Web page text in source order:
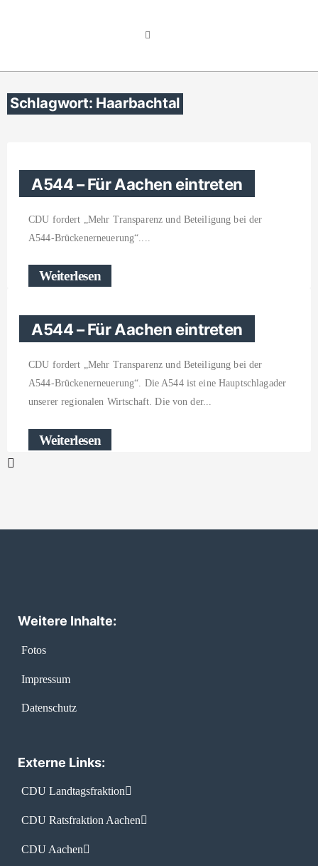
Schlagwort: Haarbachtal
A544 – Für Aachen eintreten
CDU fordert „Mehr Transparenz und Beteiligung bei der
A544-Brückenerneuerung“.
Weiterlesen
A544 – Für Aachen eintreten
CDU fordert „Mehr Transparenz und Beteiligung bei der
A544-Brückenerneuerung“. Die A544 ist eine Hauptschlagader
unserer regionalen Wirtschaft. Die von der
Weiterlesen
Weitere Inhalte:
Fotos
Impressum
Datenschutz
Externe Links:
CDU Landtagsfraktion
CDU Ratsfraktion Aachen
CDU Aachen